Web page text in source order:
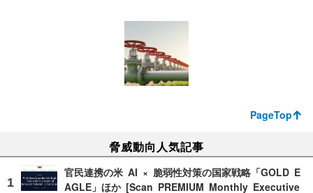
PageTop
脅威動向人気記事
官民連携の米 AI × 脆弱性対策の国家戦略「GOLD E
AGLE」ほか [Scan PREMIUM Monthly Executive